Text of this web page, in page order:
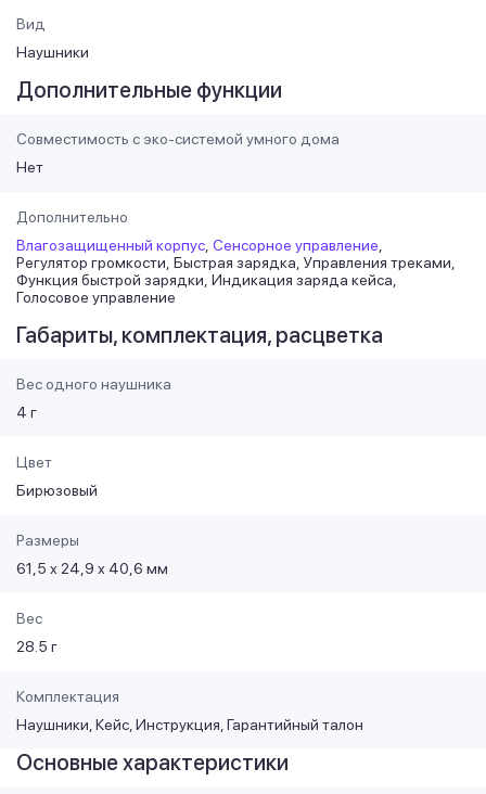
Вид
Наушники
Дополнительные функции
Совместимость с эко-системой умного дома
Нет
Дополнительно
Влагозащищенный корпус Сенсорное управление
Регулятор громкости Быстрая зарядка Управления треками
Функция быстрой зарядки Индикация заряда кейса
Голосовое управление
Габариты, комплектация, расцветка
Вес одного наушника
4 г
Цвет
Бирюзовый
Размеры
61,5 х 24,9 х 40,6 мм
Вес
28.5 г
Комплектация
Наушники, Кейс, Инструкция, Гарантийный талон
Основные характеристики